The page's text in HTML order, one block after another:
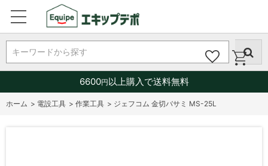
キーワードから探す
6600円以上購入で送料無料
ホーム > 電設工具 > 作業工具 > ジェフコム 金切バサミ MS-25L